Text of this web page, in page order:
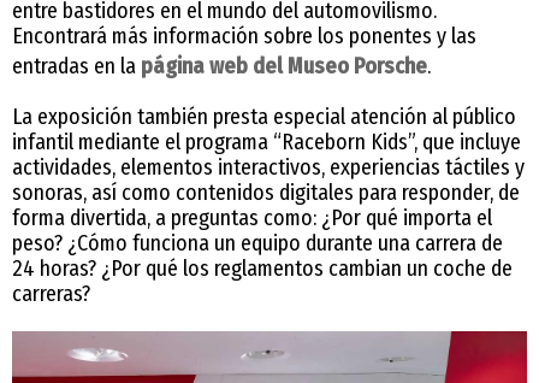
entre bastidores en el mundo del automovilismo.
Encontrará más información sobre los ponentes y las
entradas en la página web del Museo Porsche.
La exposición también presta especial atención al público
infantil mediante el programa “Raceborn Kids”, que incluye
actividades, elementos interactivos, experiencias táctiles y
sonoras, así como contenidos digitales para responder, de
forma divertida, a preguntas como: ¿Por qué importa el
peso? ¿Cómo funciona un equipo durante una carrera de
24 horas? ¿Por qué los reglamentos cambian un coche de
carreras?